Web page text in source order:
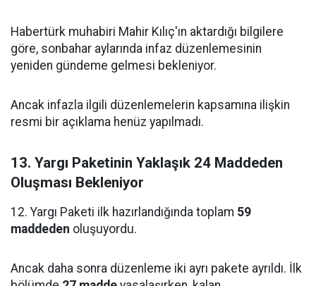
Habertürk muhabiri Mahir Kılıç'ın aktardığı bilgilere
göre, sonbahar aylarında infaz düzenlemesinin
yeniden gündeme gelmesi bekleniyor.
Ancak infazla ilgili düzenlemelerin kapsamına ilişkin
resmi bir açıklama henüz yapılmadı.
13. Yargı Paketinin Yaklaşık 24 Maddeden
Oluşması Bekleniyor
12. Yargı Paketi ilk hazırlandığında toplam 59
maddeden oluşuyordu.
Ancak daha sonra düzenleme iki ayrı pakete ayrıldı. İlk